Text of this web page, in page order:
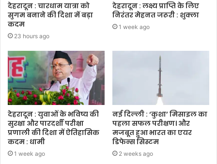
देहरादून : चारधाम यात्रा को
सुगम बनाने की दिशा में बड़ा
कदम
23 hours ago
देहरादून : लक्ष्य प्राप्ति के लिए
निरंतर मेहनत जरूरी : शुक्ला
1 week ago
देहरादून : युवाओं के भविष्य की
सुरक्षा और पारदर्शी परीक्षा
प्रणाली की दिशा में ऐतिहासिक
कदम : धामी
1 week ago
नई दिल्ली : ‘कुशा’ मिसाइल का
पहला सफल परीक्षण। और
मजबूत हुआ भारत का एयर
डिफेन्स सिस्टम
2 weeks ago